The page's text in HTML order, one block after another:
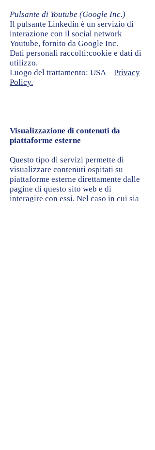
Pulsante di Youtube (Google Inc.)
Il pulsante Linkedin è un servizio di
interazione con il social network
Youtube, fornito da Google Inc.
Dati personali raccolti:cookie e dati di
utilizzo.
Luogo del trattamento: USA – Privacy
Policy.
Visualizzazione di contenuti da
piattaforme esterne
Questo tipo di servizi permette di
visualizzare contenuti ospitati su
piattaforme esterne direttamente dalle
pagine di questo sito web e di
interagire con essi. Nel caso in cui sia